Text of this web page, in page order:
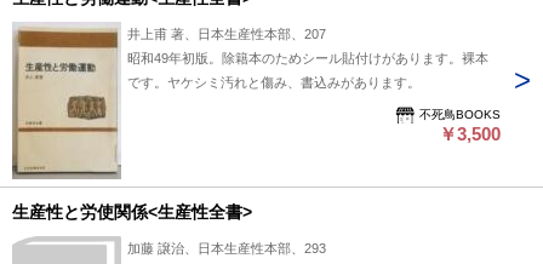
井上甫 著、日本生産性本部、207
昭和49年初版。除籍本のためシール貼付けがあります。裸本
です。ヤケシミ汚れと傷み、書込みがあります。
不死鳥BOOKS
￥3,500
生産性と労使関係<生産性全書>
加藤 譲治、日本生産性本部、293